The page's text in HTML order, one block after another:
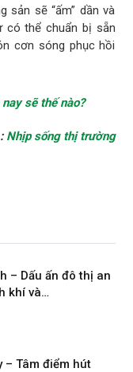
sản sẽ “ấm” dần và
có thể chuẩn bị sẵn
cơn sóng phục hồi
sẽ thế nào?
Nhịp sống thị trường
– Dấu ấn đô thị an
khí và…
– Tâm điểm hút